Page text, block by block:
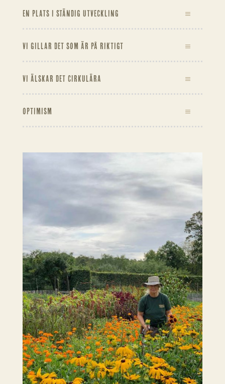
EN PLATS I STÄNDIG UTVECKLING
VI GILLAR DET SOM ÄR PÅ RIKTIGT
VI ÄLSKAR DET CIRKULÄRA
OPTIMISM